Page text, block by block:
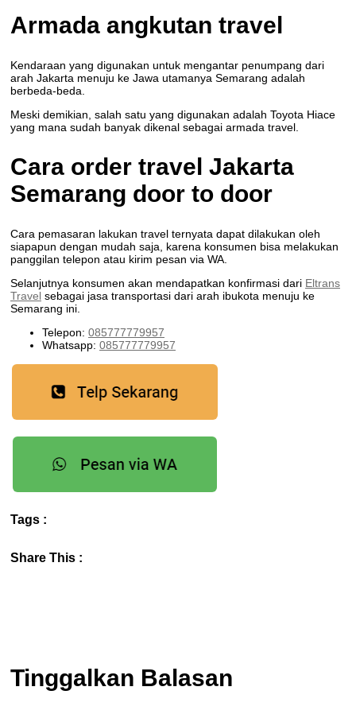
Armada angkutan travel
Kendaraan yang digunakan untuk mengantar penumpang dari
arah Jakarta menuju ke Jawa utamanya Semarang adalah
berbeda-beda.
Meski demikian, salah satu yang digunakan adalah Toyota Hiace
yang mana sudah banyak dikenal sebagai armada travel.
Cara order travel Jakarta
Semarang door to door
Cara pemasaran lakukan travel ternyata dapat dilakukan oleh
siapapun dengan mudah saja, karena konsumen bisa melakukan
panggilan telepon atau kirim pesan via WA.
Selanjutnya konsumen akan mendapatkan konfirmasi dari Eltrans
Travel sebagai jasa transportasi dari arah ibukota menuju ke
Semarang ini.
Telepon: 085777779957
Whatsapp: 085777779957
Tags :
Share This :
Tinggalkan Balasan